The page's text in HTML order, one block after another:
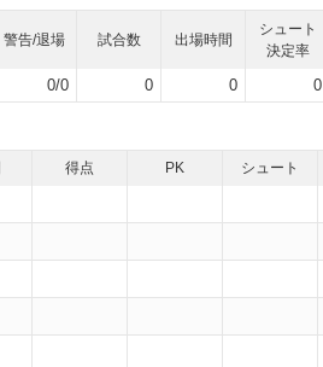
警告/退場 試合数 出場時間
シュート
決定率
0/0 0 0 0
得点 PK シュート